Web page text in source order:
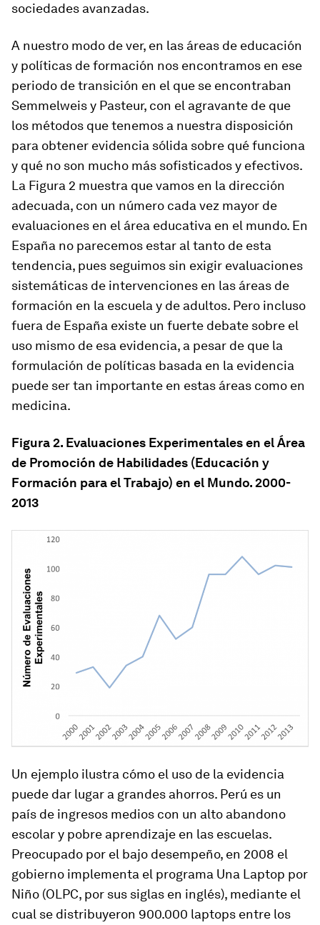
sociedades avanzadas.
A nuestro modo de ver, en las áreas de educación
y políticas de formación nos encontramos en ese
periodo de transición en el que se encontraban
Semmelweis y Pasteur, con el agravante de que
los métodos que tenemos a nuestra disposición
para obtener evidencia sólida sobre qué funciona
y qué no son mucho más sofisticados y efectivos.
La Figura 2 muestra que vamos en la dirección
adecuada, con un número cada vez mayor de
evaluaciones en el área educativa en el mundo. En
España no parecemos estar al tanto de esta
tendencia, pues seguimos sin exigir evaluaciones
sistemáticas de intervenciones en las áreas de
formación en la escuela y de adultos. Pero incluso
fuera de España existe un fuerte debate sobre el
uso mismo de esa evidencia, a pesar de que la
formulación de políticas basada en la evidencia
puede ser tan importante en estas áreas como en
medicina.
Figura 2. Evaluaciones Experimentales en el Área
de Promoción de Habilidades (Educación y
Formación para el Trabajo) en el Mundo. 2000-
2013
Un ejemplo ilustra cómo el uso de la evidencia
puede dar lugar a grandes ahorros. Perú es un
país de ingresos medios con un alto abandono
escolar y pobre aprendizaje en las escuelas.
Preocupado por el bajo desempeño, en 2008 el
gobierno implementa el programa Una Laptop por
Niño (OLPC, por sus siglas en inglés), mediante el
cual se distribuyeron 900.000 laptops entre los